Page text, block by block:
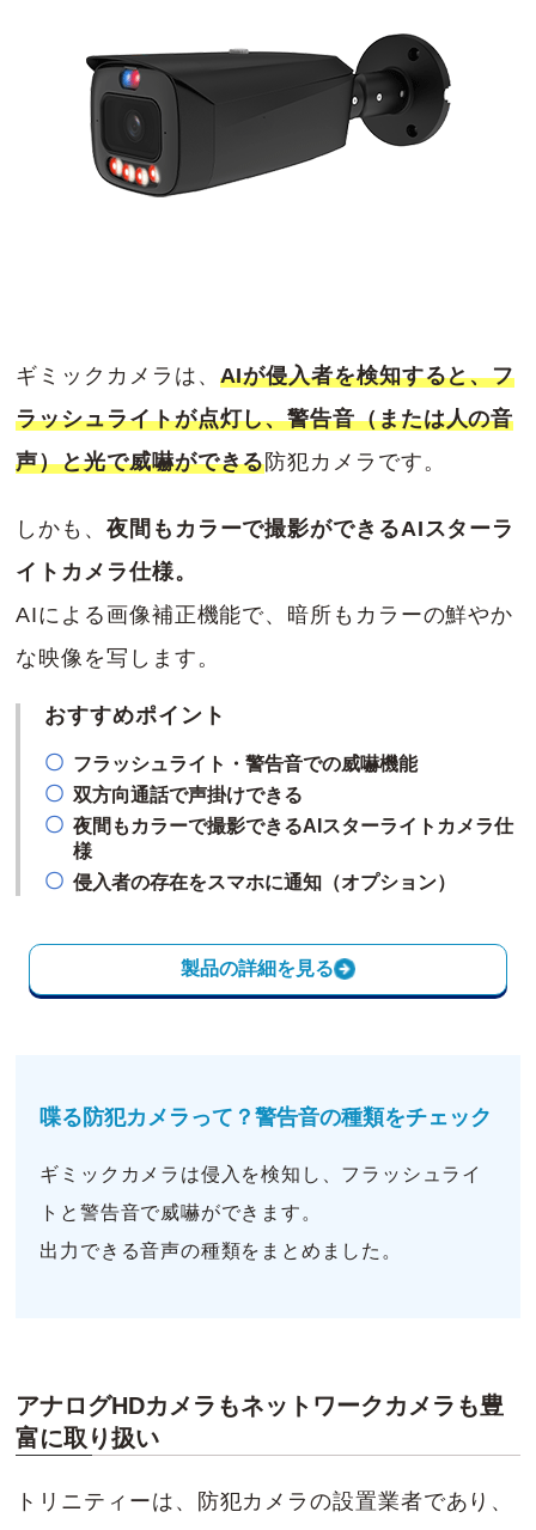
ギミックカメラは、 AIが侵入者を検知すると、フ
ラッシュライトが点灯し、警告音（または人の音
声）と光で威嚇ができる防犯カメラです。
しかも、夜間もカラーで撮影ができるAIスターラ
イトカメラ仕様。
AIによる画像補正機能で、暗所もカラーの鮮やか
な映像を写します。
おすすめポイント
フラッシュライト・警告音での威嚇機能
双方向通話で声掛けできる
夜間もカラーで撮影できるAIスターライトカメラ仕
様
侵入者の存在をスマホに通知（オプション）
製品の詳細を見る
喋る防犯カメラって？警告音の種類をチェック
ギミックカメラは侵入を検知し、フラッシュライ
トと警告音で威嚇ができます。
出力できる音声の種類をまとめました。
アナログHDカメラもネットワークカメラも豊
富に取り扱い
トリニティーは、防犯カメラの設置業者であり、